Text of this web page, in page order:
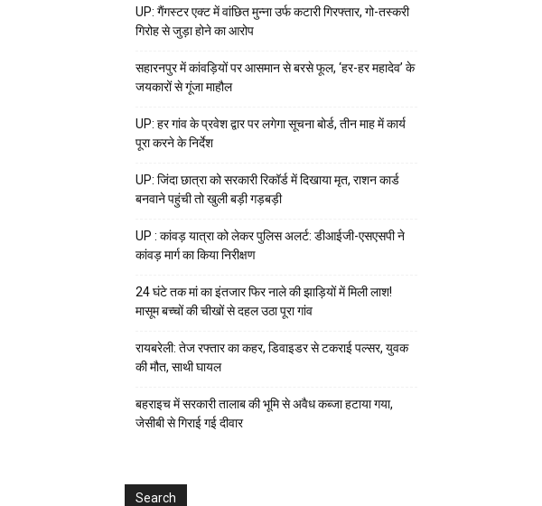
UP: गैंगस्टर एक्ट में वांछित मुन्ना उर्फ कटारी गिरफ्तार, गो-तस्करी
गिरोह से जुड़ा होने का आरोप
सहारनपुर में कांवड़ियों पर आसमान से बरसे फूल, ‘हर-हर महादेव’ के
जयकारों से गूंजा माहौल
UP: हर गांव के प्रवेश द्वार पर लगेगा सूचना बोर्ड, तीन माह में कार्य
पूरा करने के निर्देश
UP: जिंदा छात्रा को सरकारी रिकॉर्ड में दिखाया मृत, राशन कार्ड
बनवाने पहुंची तो खुली बड़ी गड़बड़ी
UP : कांवड़ यात्रा को लेकर पुलिस अलर्ट: डीआईजी-एसएसपी ने
कांवड़ मार्ग का किया निरीक्षण
24 घंटे तक मां का इंतजार फिर नाले की झाड़ियों में मिली लाश!
मासूम बच्चों की चीखों से दहल उठा पूरा गांव
रायबरेली: तेज रफ्तार का कहर, डिवाइडर से टकराई पल्सर, युवक
की मौत, साथी घायल
बहराइच में सरकारी तालाब की भूमि से अवैध कब्जा हटाया गया,
जेसीबी से गिराई गई दीवार
Search